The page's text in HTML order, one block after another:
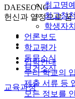
최고명
최고칭
학생자
언론보도
학교평가
동문소식
보건소식
교육과정
DAESEONG
헌신과 열정으로
입학안내
우리 학교의
제출 서류 등
모든 정보를